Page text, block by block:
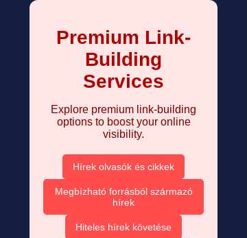
Premium Link-
Building
Services
Explore premium link-building
options to boost your online
visibility.
Hírek olvasók és cikkek
Megbízható forrásból származó
hírek
Hiteles hírek követése